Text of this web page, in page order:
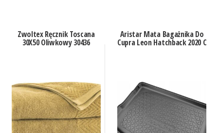
Zwoltex Ręcznik Toscana
30X50 Oliwkowy 30436
Aristar Mata Bagażnika Do
Cupra Leon Hatchback 2020 C